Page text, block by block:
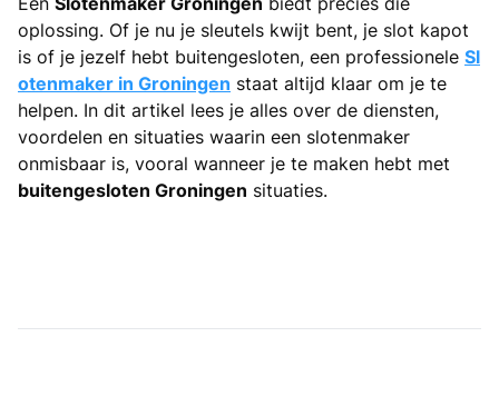
oplossing. Of je nu je sleutels kwijt bent, je slot kapot
is of je jezelf hebt buitengesloten, een professionele Sl
otenmaker in Groningen staat altijd klaar om je te
helpen. In dit artikel lees je alles over de diensten,
voordelen en situaties waarin een slotenmaker
onmisbaar is, vooral wanneer je te maken hebt met
buitengesloten Groningen situaties.